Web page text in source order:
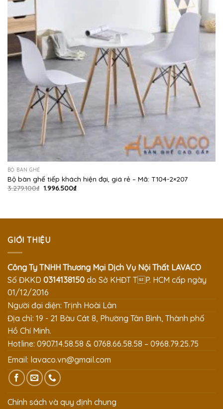
BỘ BÀN GHẾ
Bộ bàn ghế tiếp khách hiện đại, giá rẻ – Mã: T104-2×207
3.279.100₫ Giá
1.996.500₫Giá
GIỚI THIỆU
Công Ty TNHH Thương Mại Dịch Vụ Nội Thất LAVACO
Số ĐKKD 0314138150 do Sở KHĐT TP. HCM cấp ngày
01/12/2016
Người đại diện: Trịnh Hoài Lân
Địa chỉ: 19 - 21 Bàu Cát 8, Phường Tân Bình, Thành phố
Hồ Chí Minh.
Hotline: 0907.14.58.58 & 0768.66.58.58 – 0968.79.25.75
Email: lavaco.vn@gmail.com
Chính sách và quy định chung